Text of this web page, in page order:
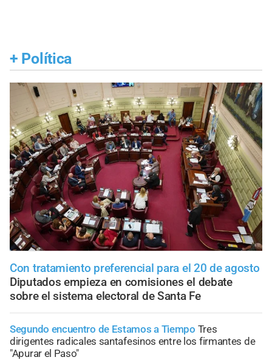
+ Política
Con tratamiento preferencial para el 20 de agosto
Diputados empieza en comisiones el debate
sobre el sistema electoral de Santa Fe
Segundo encuentro de Estamos a Tiempo Tres
dirigentes radicales santafesinos entre los firmantes de
"Apurar el Paso"